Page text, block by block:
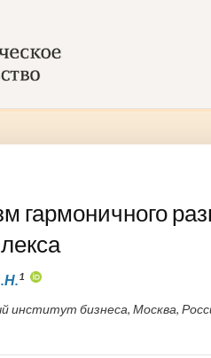
гармоничного
1
институт бизнеса, Москва,